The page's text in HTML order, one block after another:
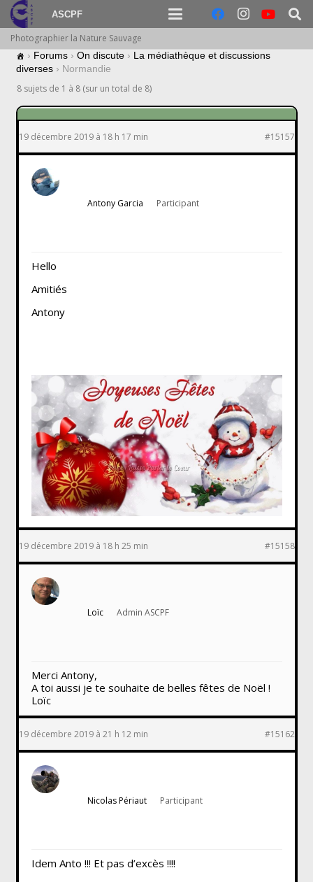
ASCPF
Photographier la Nature Sauvage
› Forums › On discute › La médiathèque et discussions
diverses › Normandie
8 sujets de 1 à 8 (sur un total de 8)
19 décembre 2019 à 18 h 17 min #15157
Antony Garcia Participant
Hello
Amitiés
Antony
19 décembre 2019 à 18 h 25 min #15158
Loïc Admin ASCPF
Merci Antony,
A toi aussi je te souhaite de belles fêtes de Noël !
Loïc
19 décembre 2019 à 21 h 12 min #15162
Nicolas Périaut Participant
Idem Anto !!! Et pas d’excès !!!!